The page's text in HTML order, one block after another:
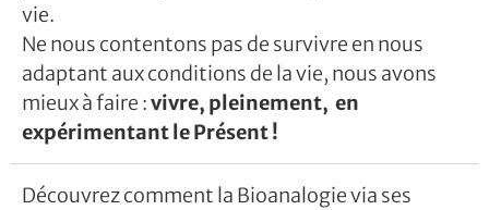
vie.
Ne nous contentons pas de survivre en nous
adaptant aux conditions de la vie, nous avons
mieux à faire :vivre, pleinement, en
expérimentant le Présent !
Découvrez comment la Bioanalogie via ses